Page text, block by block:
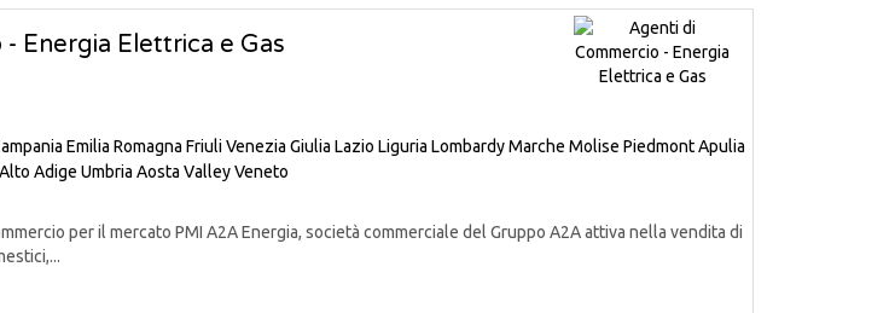
Energia Elettrica e Gas
Emilia Romagna Friuli Venezia Giulia Lazio Liguria LombardyMarche Molise PiedmontApulia
Adige Umbria Aosta ValleyVeneto
per il mercato PMI A2A Energia, società commerciale del Gruppo A2A attiva nella vendita di